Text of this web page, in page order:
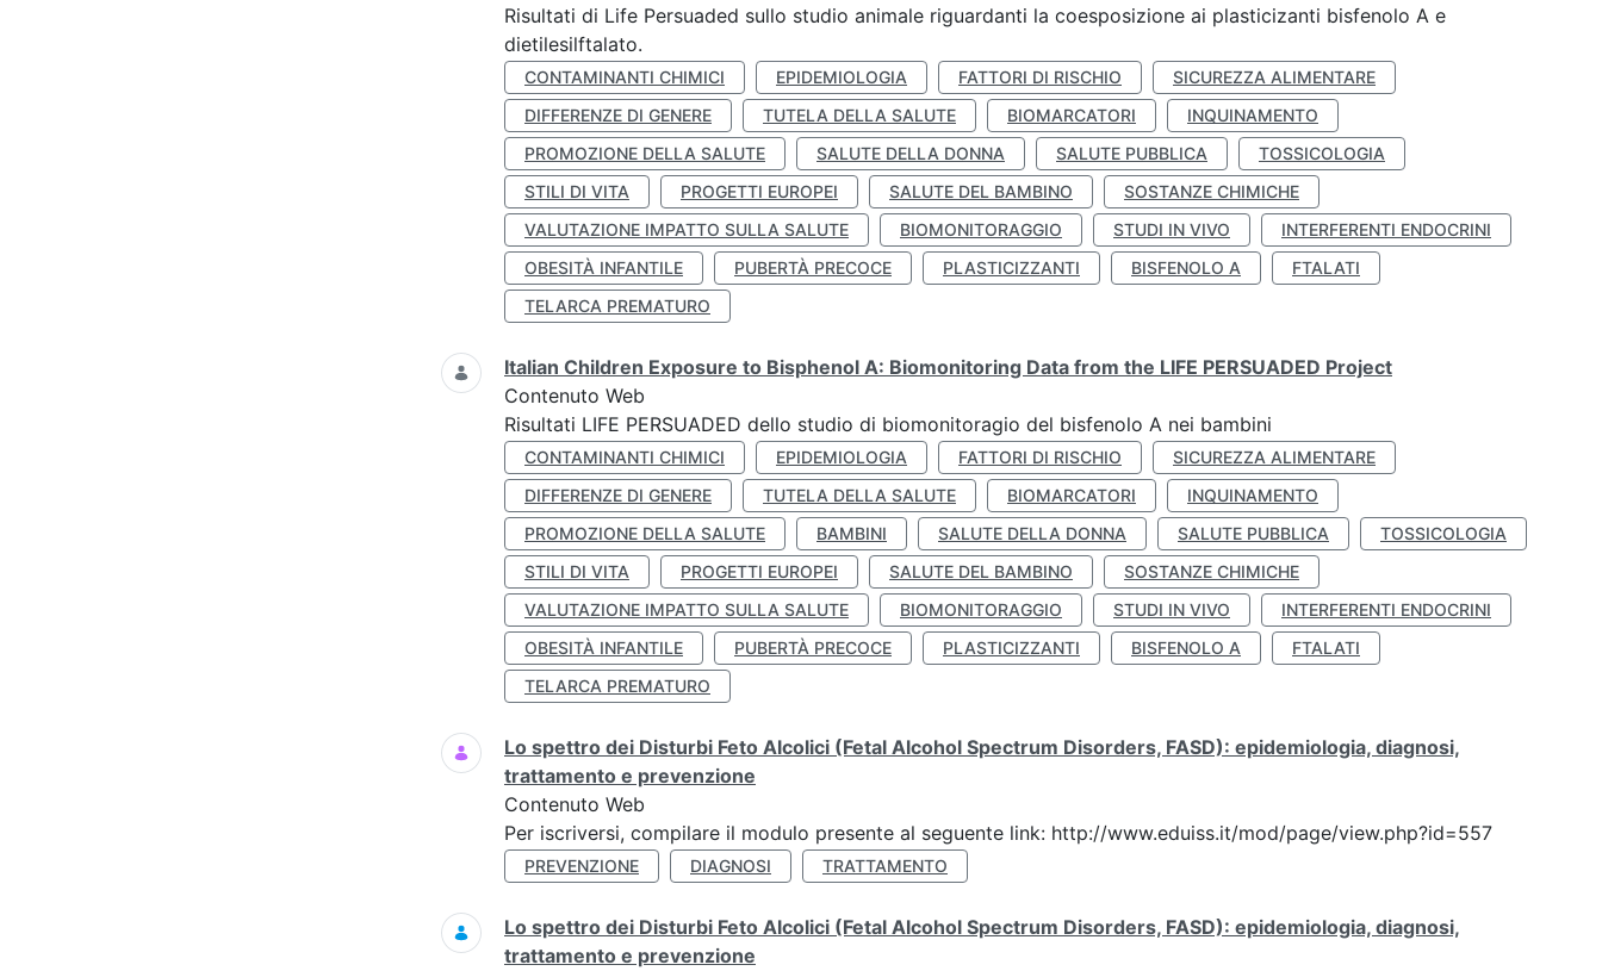
Risultati di Life Persuaded sullo studio animale riguardanti la coesposizione ai plasticizanti bisfenolo A e
dietilesilftalato.
CONTAMINANTI CHIMICI EPIDEMIOLOGIA FATTORI DI RISCHIO
SICUREZZA ALIMENTARE
DIFFERENZE DI GENERE
TUTELA DELLA SALUTE BIOMARCATORI
INQUINAMENTO
PROMOZIONE DELLA SALUTE
SALUTE DELLA DONNA SALUTE PUBBLICA
TOSSICOLOGIA
STILI DI VITA
PROGETTI EUROPEI SALUTE DEL BAMBINO
SOSTANZE CHIMICHE
VALUTAZIONE IMPATTO SULLA SALUTE
BIOMONITORAGGIO STUDI IN VIVO
INTERFERENTI ENDOCRINI
OBESITÀ INFANTILE
PUBERTÀ PRECOCE PLASTICIZZANTI BISFENOLO A
FTALATI
TELARCA PREMATURO
Italian Children Exposure to Bisphenol A: Biomonitoring Data from the LIFE PERSUADED Project
Contenuto Web
Risultati LIFE PERSUADED dello studio di biomonitoragio del bisfenolo A nei bambini
CONTAMINANTI CHIMICI EPIDEMIOLOGIA FATTORI DI RISCHIO
SICUREZZA ALIMENTARE
DIFFERENZE DI GENERE
TUTELA DELLA SALUTE BIOMARCATORI
INQUINAMENTO
PROMOZIONE DELLA SALUTE
BAMBINI SALUTE DELLA DONNA SALUTE PUBBLICA
TOSSICOLOGIA
STILI DI VITA
PROGETTI EUROPEI SALUTE DEL BAMBINO
SOSTANZE CHIMICHE
VALUTAZIONE IMPATTO SULLA SALUTE
BIOMONITORAGGIO STUDI IN VIVO
INTERFERENTI ENDOCRINI
OBESITÀ INFANTILE
PUBERTÀ PRECOCE PLASTICIZZANTI BISFENOLO A
FTALATI
TELARCA PREMATURO
Lo spettro dei Disturbi Feto Alcolici (Fetal Alcohol Spectrum Disorders, FASD): epidemiologia, diagnosi,
trattamento e prevenzione
Contenuto Web
Per iscriversi, compilare il modulo presente al seguente link: http://www.eduiss.it/mod/page/view.php?id=557
PREVENZIONE DIAGNOSI TRATTAMENTO
Lo spettro dei Disturbi Feto Alcolici (Fetal Alcohol Spectrum Disorders, FASD): epidemiologia, diagnosi,
trattamento e prevenzione